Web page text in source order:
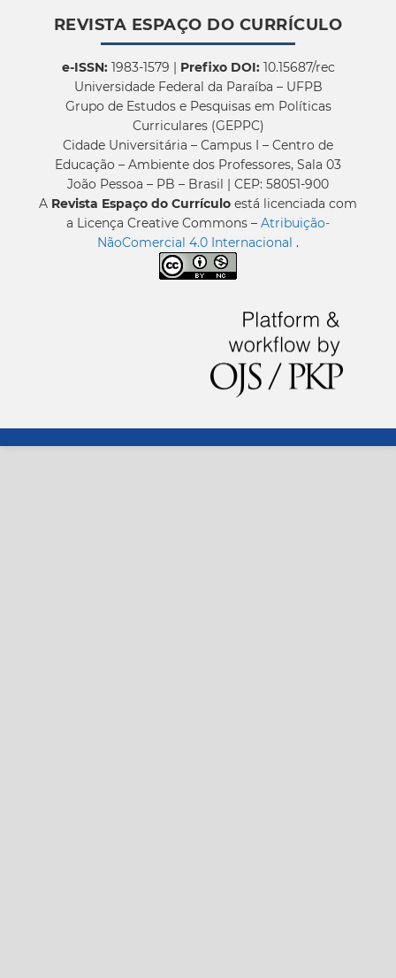
REVISTA ESPAÇO DO CURRÍCULO
e-ISSN:1983-1579 | Prefixo DOI:10.15687/rec
Universidade Federal da Paraíba – UFPB
Grupo de Estudos e Pesquisas em Políticas
Curriculares (GEPPC)
Cidade Universitária – Campus I – Centro de
Educação – Ambiente dos Professores, Sala 03
João Pessoa – PB – Brasil | CEP: 58051-900
A Revista Espaço do Currículo está licenciada com
a Licença Creative Commons – Atribuição-
NãoComercial 4.0 Internacional .